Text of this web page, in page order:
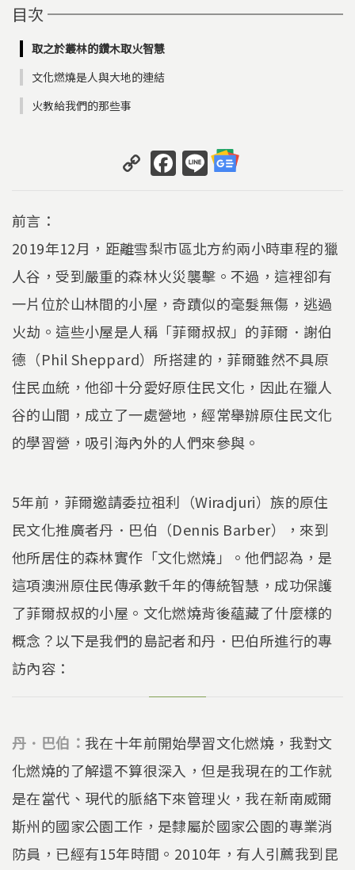
目次
取之於叢林的鑽木取火智慧
文化燃燒是人與大地的連結
火教給我們的那些事
C
o
y
Li
n
k
F
a
e
b
o
o
k
Li
n
前言：
2019年12月，距離雪梨市區北方約兩小時車程的獵
人谷，受到嚴重的森林火災襲擊。不過，這裡卻有
一片位於山林間的小屋，奇蹟似的毫髮無傷，逃過
火劫。這些小屋是人稱「菲爾叔叔」的菲爾．謝伯
德（Phil Sheppard）所搭建的，菲爾雖然不具原
住民血統，他卻十分愛好原住民文化，因此在獵人
谷的山間，成立了一處營地，經常舉辦原住民文化
的學習營，吸引海內外的人們來參與。
5年前，菲爾邀請委拉祖利（Wiradjuri）族的原住
民文化推廣者丹．巴伯（Dennis Barber），來到
他所居住的森林實作「文化燃燒」。他們認為，是
這項澳洲原住民傳承數千年的傳統智慧，成功保護
了菲爾叔叔的小屋。文化燃燒背後蘊藏了什麼樣的
概念？以下是我們的島記者和丹．巴伯所進行的專
訪內容：
丹．巴伯： 我在十年前開始學習文化燃燒，我對文
化燃燒的了解還不算很深入，但是我現在的工作就
是在當代、現代的脈絡下來管理火，我在新南威爾
斯州的國家公園工作，是隸屬於國家公園的專業消
防員，已經有15年時間。2010年，有人引薦我到昆